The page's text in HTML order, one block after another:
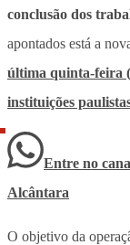
conclusão dos
apontados está a
última quinta-feira
instituições
Entre no
Alcântara
O objetivo da